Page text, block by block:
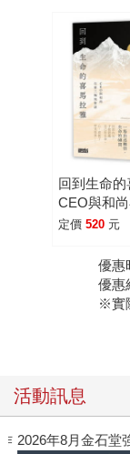
回到生命的
CEO與和
地對話
定價 520 元
優惠
優惠
※實
活動訊息
2026年8月金石堂